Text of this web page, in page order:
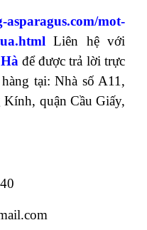
mot-
Liên hệ với
để được trả lời trực
tại: Nhà số A11,
quận Cầu Giấy,